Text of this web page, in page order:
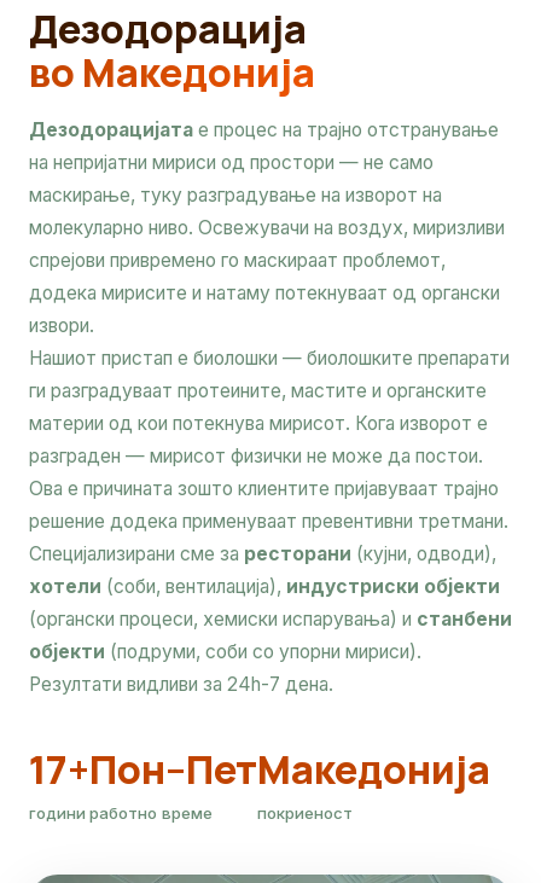
Дезодорација
во Македонија
Дезодорацијата е процес на трајно отстранување
на непријатни мириси од простори — не само
маскирање, туку разградување на изворот на
молекуларно ниво. Освежувачи на воздух, миризливи
спрејови привремено го маскираат проблемот,
додека мирисите и натаму потекнуваат од органски
извори.
Нашиот пристап е биолошки — биолошките препарати
ги разградуваат протеините, мастите и органските
материи од кои потекнува мирисот. Кога изворот е
разграден — мирисот физички не може да постои.
Ова е причината зошто клиентите пријавуваат трајно
решение додека применуваат превентивни третмани.
Специјализирани сме за ресторани (кујни, одводи),
хотели (соби, вентилација), индустриски објекти
(органски процеси, хемиски испарувања) и станбени
објекти (подруми, соби со упорни мириси).
Резултати видливи за 24h-7 дена.
17+
години
Пон–Пет
работно време
Македонија
покриеност